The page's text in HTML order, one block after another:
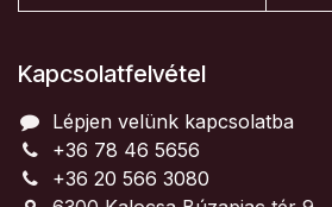
Kapcsolatfelvétel
Lépjen velünk kapcsolatba
+36 78 46 5656
+36 20 566 3080